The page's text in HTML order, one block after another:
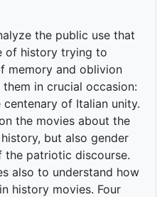
the public use that
of history trying to
memory and oblivion
in crucial occasion:
of Italian unity.
the movies about the
but also gender
the patriotic discourse.
also to understand how
history movies. Four